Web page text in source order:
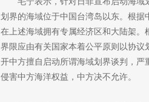
划界的海域位于中国台湾岛以东。根
在上述海域拥有专属经济区和大陆架
界限应由有关国家本着公平原则以协
开中方擅自启动所谓海域划界谈判，
侵害中方海洋权益，中方决不允许。